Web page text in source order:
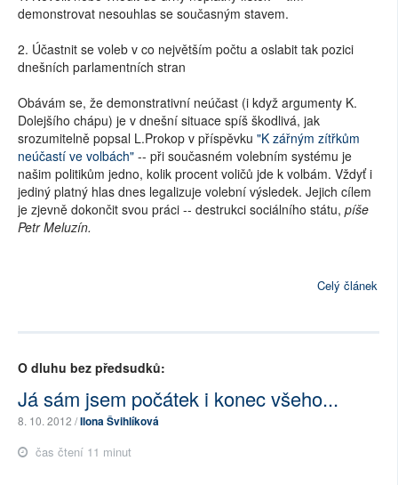
demonstrovat nesouhlas se současným stavem.
2. Účastnit se voleb v co největším počtu a oslabit tak pozici
dnešních parlamentních stran
Obávám se, že demonstrativní neúčast (i když argumenty K.
Dolejšího chápu) je v dnešní situace spíš škodlivá, jak
srozumitelně popsal L.Prokop v příspěvku "K zářným zítřkům
neúčastí ve volbách" -- při současném volebním systému je
našim politikům jedno, kolik procent voličů jde k volbám. Vždyť i
jediný platný hlas dnes legalizuje volební výsledek. Jejich cílem
je zjevně dokončit svou práci -- destrukci sociálního státu, píše
Petr Meluzín.
Celý článek
O dluhu bez předsudků:
Já sám jsem počátek i konec všeho...
8. 10. 2012 /Ilona Švihlíková
čas čtení 11 minut